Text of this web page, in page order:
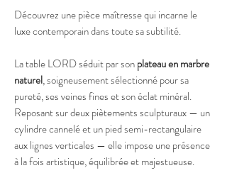
Découvrez une pièce maîtresse qui incarne le
luxe contemporain dans toute sa subtilité.
La table LORD séduit par sonplateau en marbre
naturel, soigneusement sélectionné pour sa
pureté, ses veines fines et son éclat minéral.
Reposant sur deux piètements sculpturaux — un
cylindre cannelé et un pied semi-rectangulaire
aux lignes verticales — elle impose une présence
à la fois artistique, équilibrée et majestueuse.